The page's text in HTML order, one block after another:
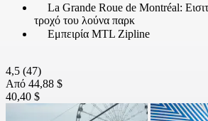
La Grande Roue de Montréal:
τροχό του λούνα παρκ
Εμπειρία MTL Zipline
4,5 (47)
Από 44,88 $
40,40 $